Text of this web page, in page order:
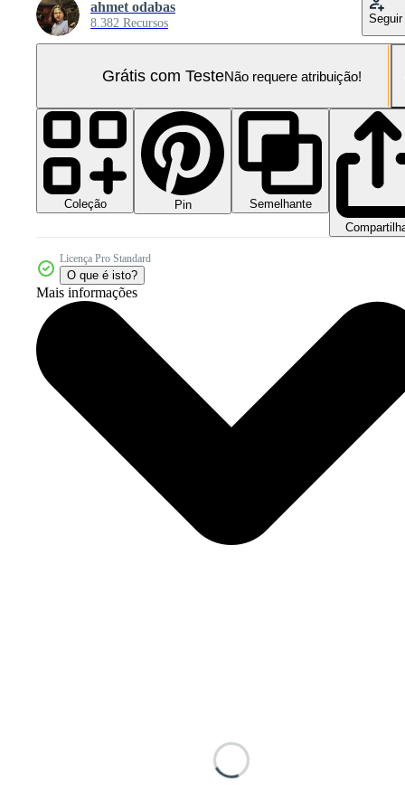
ahmet odabas
8.382 Recursos Seguir
Grátis com TesteNão requere atribuição!
Coleção Pin
Semelhante
Licença Pro Standard
O que é isto?
Mais informações